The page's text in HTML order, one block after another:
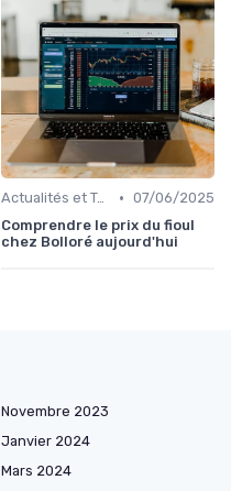
Actualités et Tendances Économiques • 07/06/2025
Comprendre le prix du fioul
chez Bolloré aujourd'hui
Novembre 2023
Janvier 2024
Mars 2024